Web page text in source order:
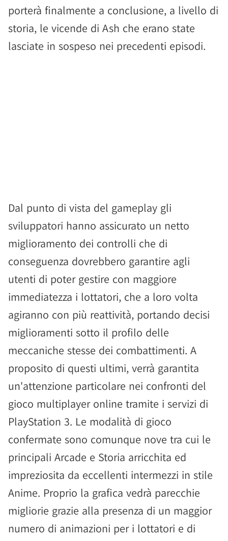
porterà finalmente a conclusione, a livello di
storia, le vicende di Ash che erano state
lasciate in sospeso nei precedenti episodi.
Dal punto di vista del gameplay gli
sviluppatori hanno assicurato un netto
miglioramento dei controlli che di
conseguenza dovrebbero garantire agli
utenti di poter gestire con maggiore
immediatezza i lottatori, che a loro volta
agiranno con più reattività, portando decisi
miglioramenti sotto il profilo delle
meccaniche stesse dei combattimenti. A
proposito di questi ultimi, verrà garantita
un'attenzione particolare nei confronti del
gioco multiplayer online tramite i servizi di
PlayStation 3. Le modalità di gioco
confermate sono comunque nove tra cui le
principali Arcade e Storia arricchita ed
impreziosita da eccellenti intermezzi in stile
Anime. Proprio la grafica vedrà parecchie
migliorie grazie alla presenza di un maggior
numero di animazioni per i lottatori e di